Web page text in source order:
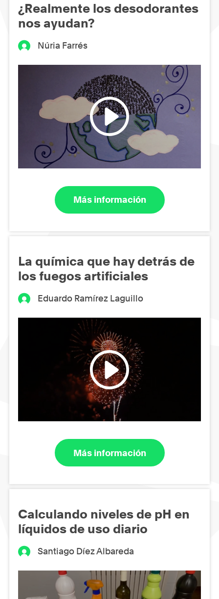
¿Realmente los desodorantes
nos ayudan?
Núria Farrés
Más información
La química que hay detrás de
los fuegos artificiales
Eduardo Ramírez Laguillo
Más información
Calculando niveles de pH en
líquidos de uso diario
Santiago Díez Albareda